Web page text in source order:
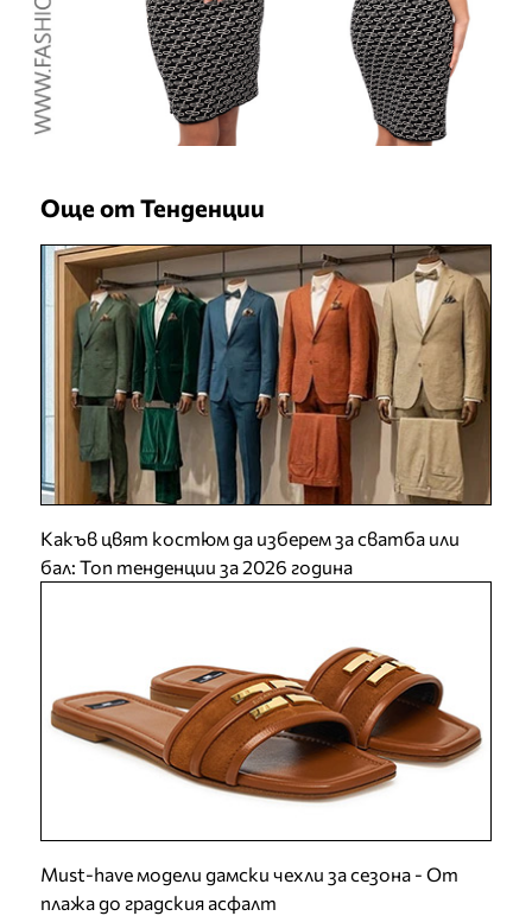
Още от Тенденции
Какъв цвят костюм да изберем за сватба или
бал: Топ тенденции за 2026 година
Must-have модели дамски чехли за сезона - От
плажа до градския асфалт